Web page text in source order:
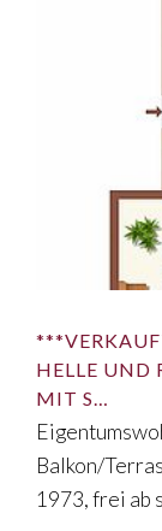
HELLE
MIT S…
Balkon/
1973, frei ab